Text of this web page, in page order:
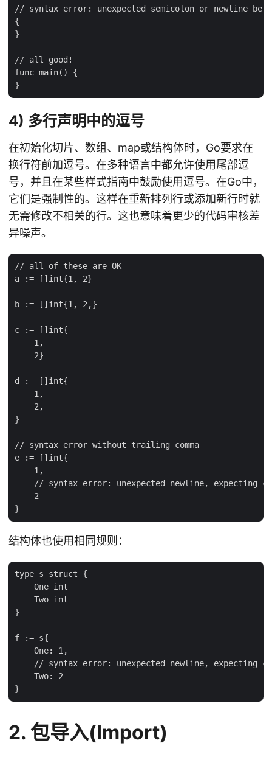
// syntax error: unexpected semicolon or newline
{
}
// all good!
func main() {
4) 多行声明中的逗号
在初始化切片、数组、map或结构体时，Go要求在
换行符前加逗号。在多种语言中都允许使用尾部逗
号，并且在某些样式指南中鼓励使用逗号。在Go中，
它们是强制性的。这样在重新排列行或添加新行时就
无需修改不相关的行。这也意味着更少的代码审核差
异噪声。
// all of these are OK
a := []int{1, 2}
b := []int{1, 2,}
c := []int{
    1,
    2}
d := []int{
    1,
    2,
}
// syntax error without trailing comma
e := []int{
    1,
// syntax error: unexpected newline, expecting
    2
结构体也使用相同规则：
type s struct {
    One int
    Two int
}
f := s{
    One: 1,
// syntax error: unexpected newline, expecting
    Two: 2
2. 包导入(Import)